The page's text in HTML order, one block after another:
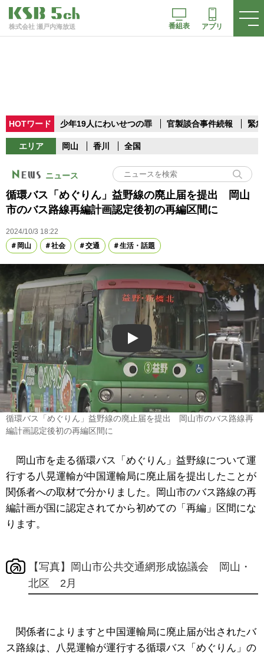
株式会社 瀬戸内海放送 番組表 アプリ
HOTワード 少年19人にわいせつの罪 官製談合事件続報 緊
エリア 岡山 香川 全国
ニュース
循環バス「めぐりん」益野線の廃止届を提出 岡山
市のバス路線再編計画認定後初の再編区間に
2024/10/3 18:22
岡山
社会 交通 生活・話題
Play
循環バス「めぐりん」益野線の廃止届を提出 岡山市のバス路線再
編計画認定後初の再編区間に
岡山市を走る循環バス「めぐりん」益野線について運
行する八晃運輸が中国運輸局に廃止届を提出したことが
関係者への取材で分かりました。岡山市のバス路線の再
編計画が国に認定されてから初めての「再編」区間にな
ります。
【写真】岡山市公共交通網形成協議会 岡山・
北区 2月
関係者によりますと中国運輸局に廃止届が出されたバ
ス路線は、八晃運輸が運行する循環バス「めぐりん」の